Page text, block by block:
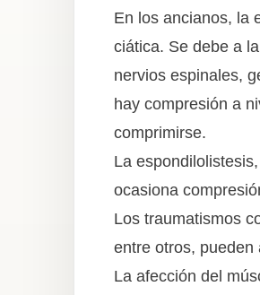
En los ancianos, la
ciática. Se debe a
nervios espinales,
hay compresión a
comprimirse.
La
ocasiona
Los traumatismos
entre otros, pueden
La afección del